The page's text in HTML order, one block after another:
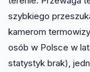
szybkiego
kamerom
osób w Polsce w
statystyk brak),